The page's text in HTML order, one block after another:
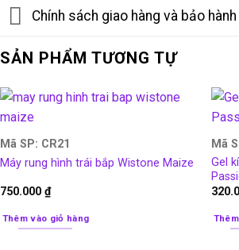
Chính sách giao hàng và bảo hành
SẢN PHẨM TƯƠNG TỰ
Mã SP: CR21
Máy rung hình trái bắp Wistone Maize
750.000 ₫
Thêm vào giỏ hàng
Mã
Gel